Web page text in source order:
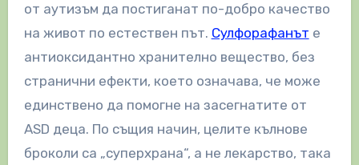
от аутизъм да постиганат по-добро качество
на живот по естествен път. Сулфорафанът е
антиоксидантно хранително вещество, без
странични ефекти, което означава, че може
единствено да помогне на засегнатите от
ASD деца. По същия начин, целите кълнове
броколи са „суперхрана“, а не лекарство, така